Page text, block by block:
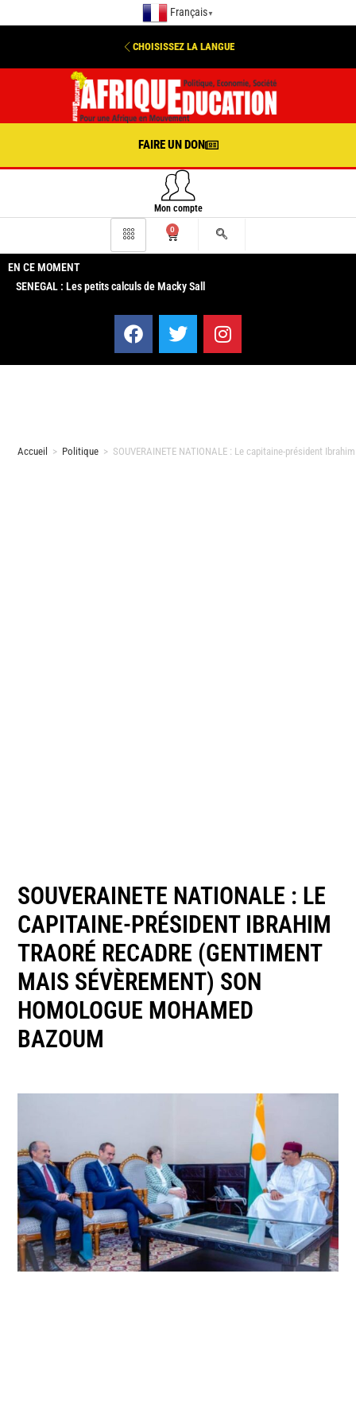
Français ▼
CHOISISSEZ LA LANGUE
FAIRE UN DON
Mon compte
0
EN CE MOMENT
SENEGAL : Les petits calculs de Macky Sall
Accueil > Politique > SOUVERAINETE NATIONALE : Le capitaine-président
SOUVERAINETE NATIONALE : LE
CAPITAINE-PRÉSIDENT IBRAHIM
TRAORÉ RECADRE (GENTIMENT
MAIS SÉVÈREMENT) SON
HOMOLOGUE MOHAMED
BAZOUM